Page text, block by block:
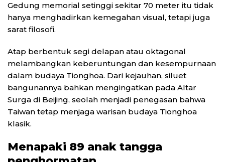
Gedung memorial setinggi sekitar 70 meter itu tidak
hanya menghadirkan kemegahan visual, tetapi juga
sarat filosofi.
Atap berbentuk segi delapan atau oktagonal
melambangkan keberuntungan dan kesempurnaan
dalam budaya Tionghoa. Dari kejauhan, siluet
bangunannya bahkan mengingatkan pada Altar
Surga di Beijing, seolah menjadi penegasan bahwa
Taiwan tetap menjaga warisan budaya Tionghoa
klasik.
Menapaki 89 anak tangga